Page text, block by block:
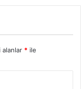
alanlar * ile